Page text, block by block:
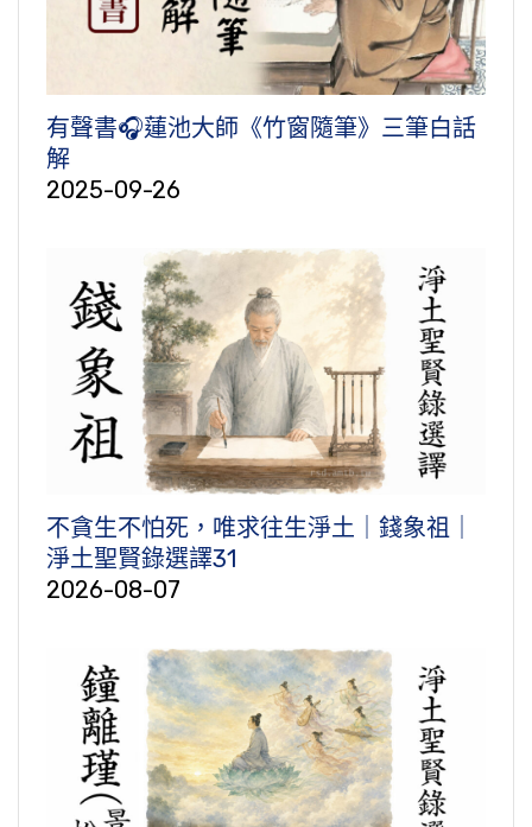
有聲書🎧蓮池大師《竹窗隨筆》三筆白話
解
2025-09-26
不貪生不怕死，唯求往生淨土｜錢象祖｜
淨土聖賢錄選譯31
2026-08-07